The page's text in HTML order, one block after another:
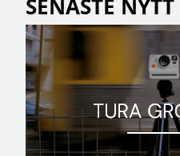
SENASTE NYTT